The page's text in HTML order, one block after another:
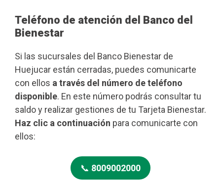
Teléfono de atención del Banco del
Bienestar
Si las sucursales del Banco Bienestar de
Huejucar están cerradas, puedes comunicarte
con ellos a través del número de teléfono
disponible. En este número podrás consultar tu
saldo y realizar gestiones de tu Tarjeta Bienestar.
Haz clic a continuación para comunicarte con
ellos:
📞 8009002000